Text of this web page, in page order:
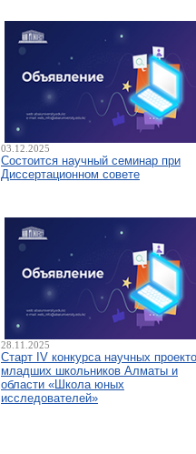
03.12.2025
Состоится научный семинар при
Диссертационном совете
28.11.2025
Старт IV конкурса научных
младших школьников Алматы и
области «Школа юных
исследователей»